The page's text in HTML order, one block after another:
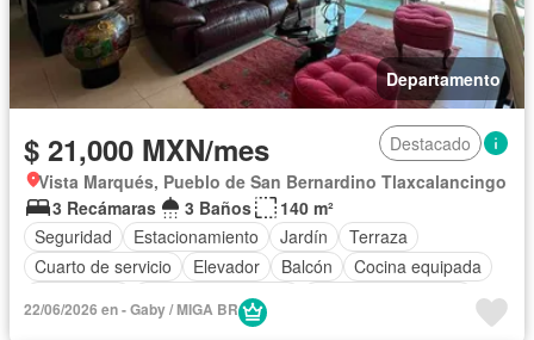
Departamento
$ 21,000 MXN/mes
Destacado
Vista Marqués, Pueblo de San Bernardino Tlaxcalancingo
3 Recámaras
3 Baños
140 m²
Seguridad
Estacionamiento Jardín
Terraza
Cuarto de servicio
Elevador Balcón
Cocina equipada
Cuarto de Limpieza
Completamente amueblado
22/06/2026 en - Gaby / MIGA BR